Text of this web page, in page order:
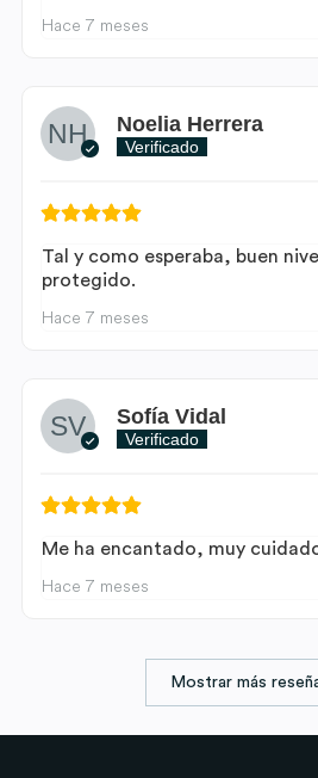
Hace 7 meses
Noelia Herrera
Verificado
Tal y como esperaba, buen
protegido.
Hace 7 meses
Sofía Vidal
Verificado
Me ha encantado, muy
Hace 7 meses
Mostrar más